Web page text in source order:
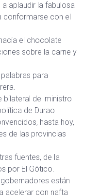
aplaudir la fabulosa
conformarse con el
el chocolate
sobre la carne y
para
bilateral del ministro
de Durao
hasta hoy,
de las provincias
fuentes, de la
por El Gótico.
están
acelerar con nafta